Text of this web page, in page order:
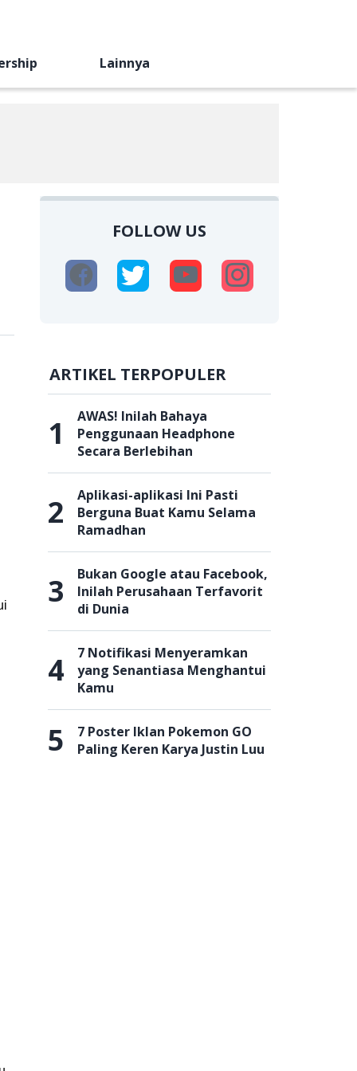
Lainnya
FOLLOW US
ARTIKEL TERPOPULER
1
AWAS! Inilah Bahaya
Penggunaan Headphone
Secara Berlebihan
2
Aplikasi-aplikasi Ini Pasti
Berguna Buat Kamu Selama
Ramadhan
3
Bukan Google atau Facebook,
Inilah Perusahaan Terfavorit
di Dunia
4
7 Notifikasi Menyeramkan
yang Senantiasa Menghantui
Kamu
5
7 Poster Iklan Pokemon GO
Paling Keren Karya Justin Luu